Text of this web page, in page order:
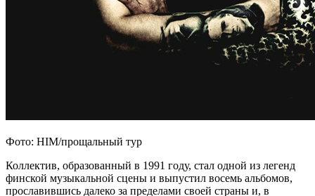
Фото: HIM/прощальный тур
Коллектив, образованный в 1991 году, стал одной из легенд
финской музыкальной сцены и выпустил восемь альбомов,
прославившись далеко за пределами своей страны и, в